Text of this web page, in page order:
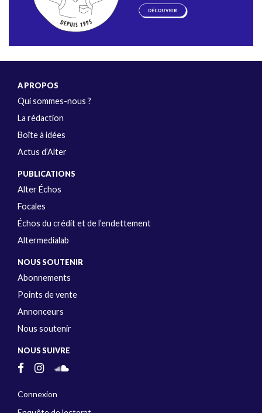
A PROPOS
Qui sommes-nous ?
La rédaction
Boîte à idées
Actus d’Alter
PUBLICATIONS
Alter Échos
Focales
Échos du crédit et de l’endettement
Altermedialab
NOUS SOUTENIR
Abonnements
Points de vente
Annonceurs
Nous soutenir
NOUS SUIVRE
Connexion